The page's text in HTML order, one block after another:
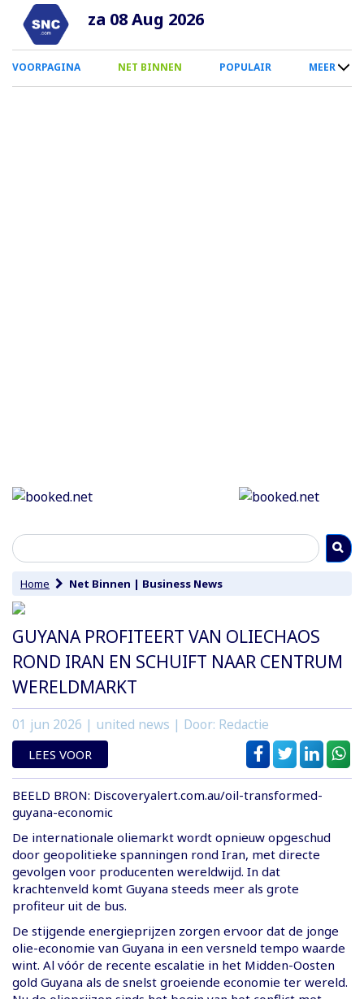
Overslaan
naar
inhoud
za 08 Aug 2026
0
Smartphone
VOORPAGINA NET BINNEN POPULAIR MEER
Home Net Binnen | Business News
GUYANA PROFITEERT VAN OLIECHAOS
ROND IRAN EN SCHUIFT NAAR CENTRUM
WERELDMARKT
01 jun 2026 | united news | Door: Redactie
LEES VOOR
BEELD BRON: Discoveryalert.com.au/oil-transformed-
guyana-economic
De internationale oliemarkt wordt opnieuw opgeschud
door geopolitieke spanningen rond Iran, met directe
gevolgen voor producenten wereldwijd. In dat
krachtenveld komt Guyana steeds meer als grote
profiteur uit de bus.
De stijgende energieprijzen zorgen ervoor dat de jonge
olie-economie van Guyana in een versneld tempo waarde
wint. Al vóór de recente escalatie in het Midden-Oosten
gold Guyana als de snelst groeiende economie ter wereld.